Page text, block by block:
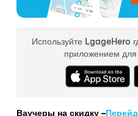
Используйте LgageHero
приложением
Ваучеры на скидку –